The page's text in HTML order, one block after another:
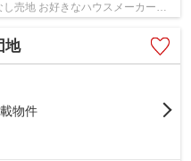
売地 お好きなハウスメーカーや
地
物件